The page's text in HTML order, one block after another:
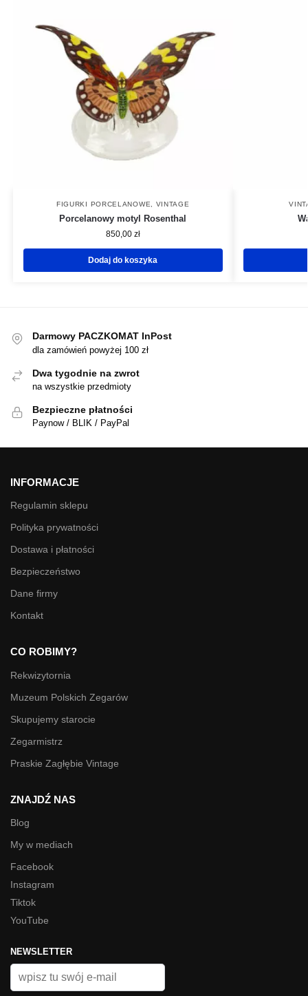
FIGURKI PORCELANOWE, VINTAGE
Porcelanowy motyl Rosenthal
850,00 zł
Dodaj do koszyka
Darmowy PACZKOMAT InPost
dla zamówień powyżej 100 zł
Dwa tygodnie na zwrot
na wszystkie przedmioty
Bezpieczne płatności
Paynow / BLIK / PayPal
INFORMACJE
Regulamin sklepu
Polityka prywatności
Dostawa i płatności
Bezpieczeństwo
Dane firmy
Kontakt
CO ROBIMY?
Rekwizytornia
Muzeum Polskich Zegarów
Skupujemy starocie
Zegarmistrz
Praskie Zagłębie Vintage
ZNAJDŹ NAS
Blog
My w mediach
Facebook
Instagram
Tiktok
YouTube
NEWSLETTER